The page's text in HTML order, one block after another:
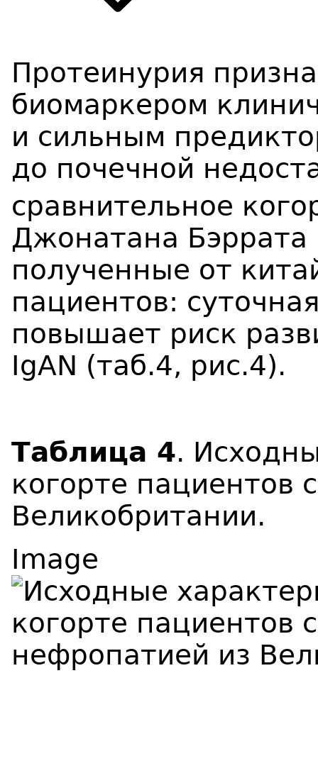
Протеинурия
биомаркером
и сильным
до почечной
сравнительное
Джонатана
полученные от
пациентов:
повышает риск
IgAN (таб.4, рис.4).
Таблица 4.
когорте пациентов
Великобритании.
Image